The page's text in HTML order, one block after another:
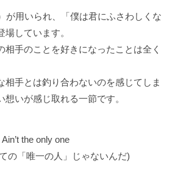
が用いられ、「僕は君にふさわしくな
しています。
相手のことを好きになったことは全く
相手とは釣り合わないのを感じてしま
いが感じ取れる一節です。
Ain’t the only one
の「唯一の人」じゃないんだ)